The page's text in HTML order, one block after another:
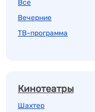
Все
Вечерние
ТВ-программа
Кинотеатры
Шахтер